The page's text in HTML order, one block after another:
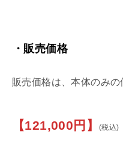
・販売価格
販売価格は、本体のみの
【121,000円】 (税込)